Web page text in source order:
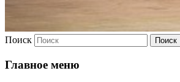
Поиск
Главное меню